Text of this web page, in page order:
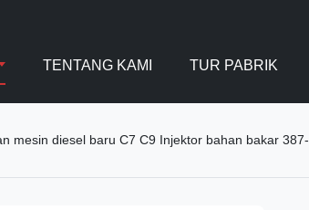
TENTANG KAMI TUR PABRIK
mesin diesel baru C7 C9 Injektor bahan bakar